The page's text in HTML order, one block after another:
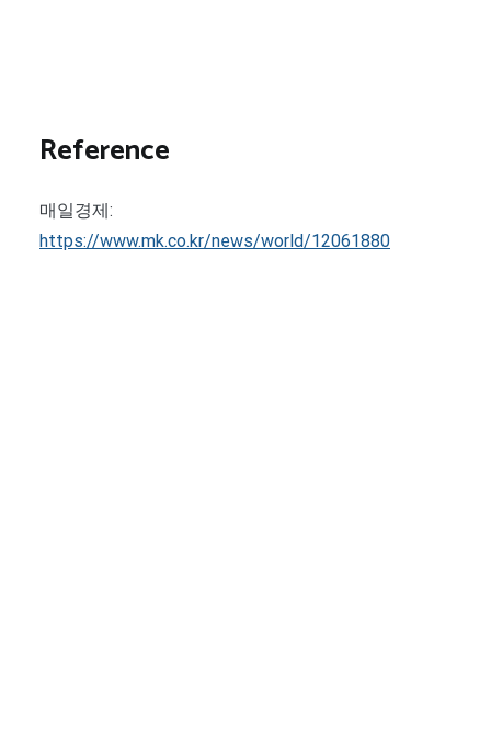
Reference
매일경제:
https://www.mk.co.kr/news/world/12061880